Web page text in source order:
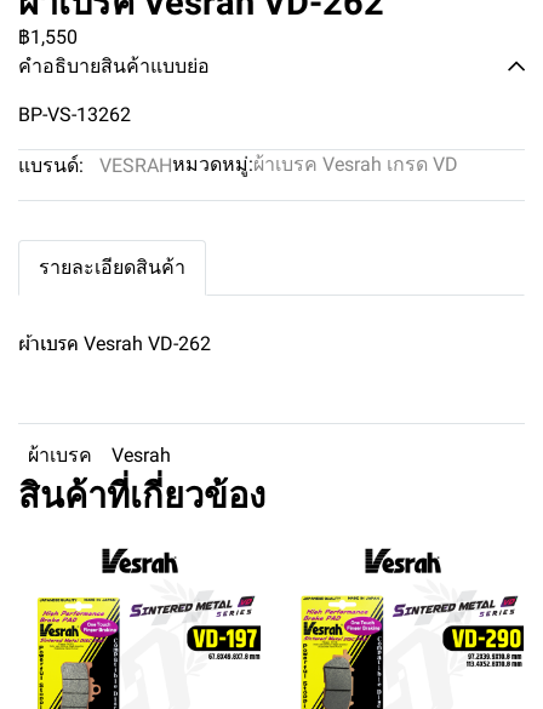
฿1,550
คำอธิบายสินค้าแบบย่อ
BP-VS-13262
แบรนด์: VESRAHหมวดหมู่:ผ้าเบรค Vesrah เกรด VD
รายละเอียดสินค้า
ผ้าเบรค Vesrah VD-262
ผ้าเบรค Vesrah
สินค้าที่เกี่ยวข้อง